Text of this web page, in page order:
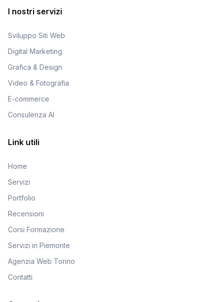
I nostri servizi
Sviluppo Siti Web
Digital Marketing
Grafica & Design
Video & Fotografia
E-commerce
Consulenza AI
Link utili
Home
Servizi
Portfolio
Recensioni
Corsi Formazione
Servizi in Piemonte
Agenzia Web Torino
Contatti